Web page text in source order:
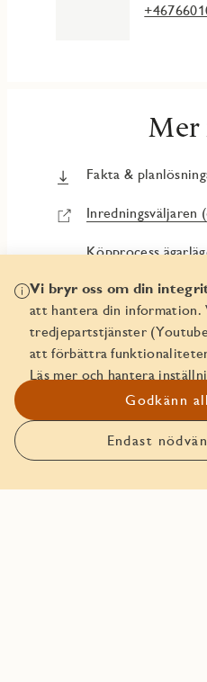
Anmäl
Mer
Fakta &
Inredningsväljaren
Köpprocess
Buying a freehold
works
JMs trygghetspaket
Vi bryr oss om din
att hantera din information.
tredjepartstjänster
att förbättra
Läs mer och hantera
Godkänn
Endast